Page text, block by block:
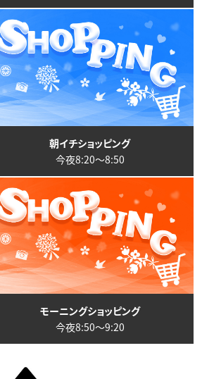
朝イチショッピング
今夜8:20〜8:50
モーニングショッピング
今夜8:50〜9:20